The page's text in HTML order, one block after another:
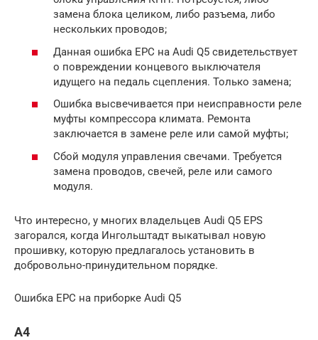
замена блока целиком, либо разъема, либо
нескольких проводов;
Данная ошибка EPC на Audi Q5 свидетельствует
о повреждении концевого выключателя
идущего на педаль сцепления. Только замена;
Ошибка высвечивается при неисправности реле
муфты компрессора климата. Ремонта
заключается в замене реле или самой муфты;
Сбой модуля управления свечами. Требуется
замена проводов, свечей, реле или самого
модуля.
Что интересно, у многих владельцев Audi Q5 EPS
загорался, когда Ингольштадт выкатывал новую
прошивку, которую предлагалось установить в
добровольно-принудительном порядке.
Ошибка EPC на приборке Audi Q5
A4